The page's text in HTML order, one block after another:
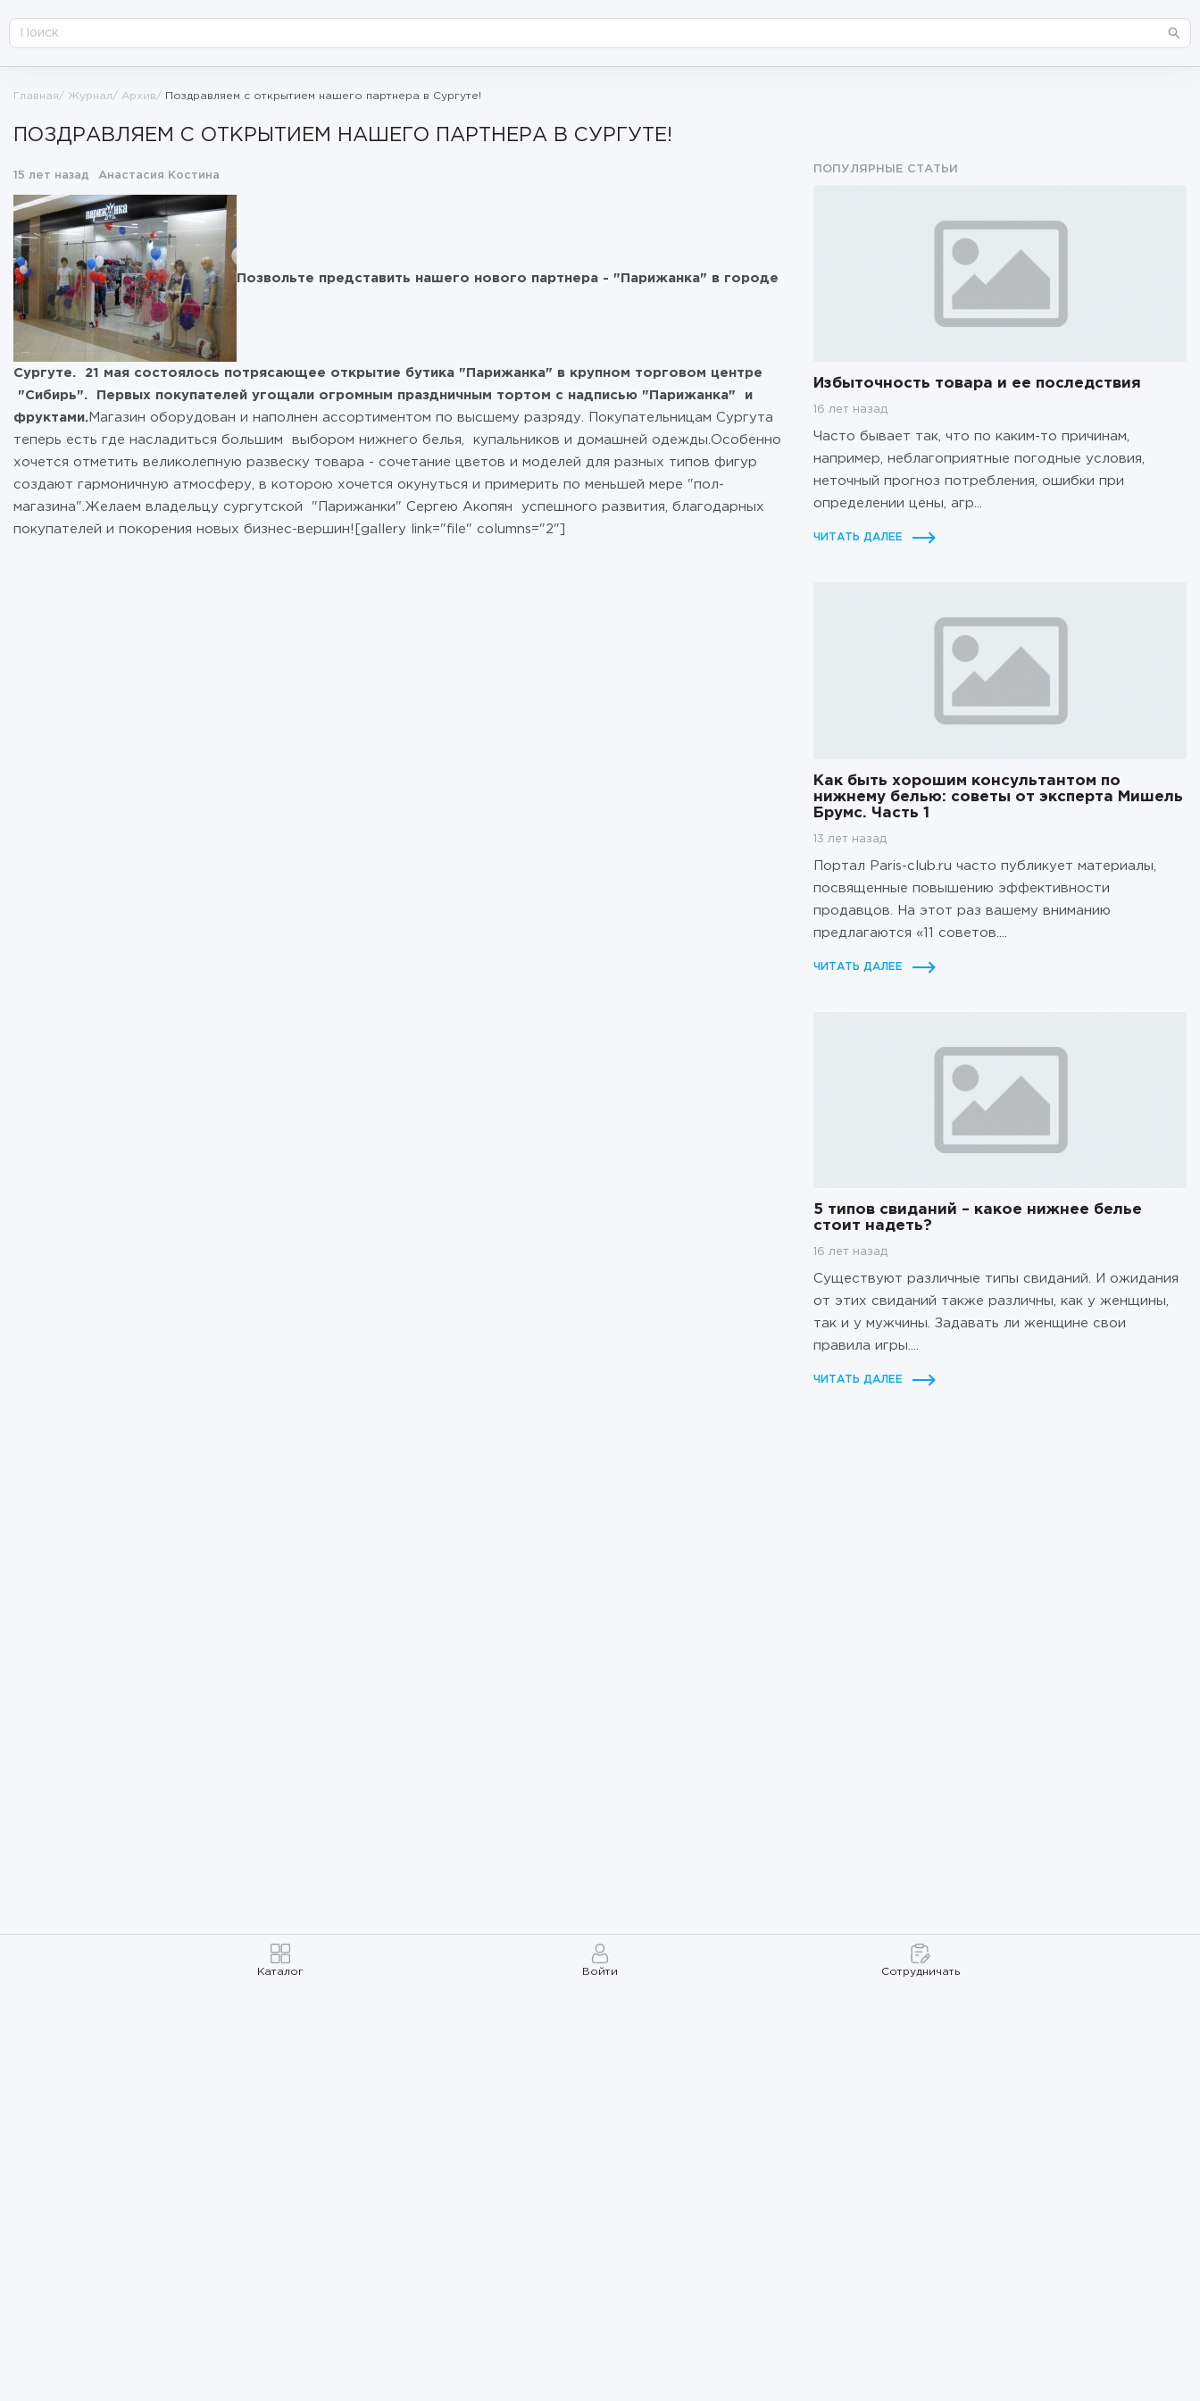
Каталог Войти Сотрудничать
Главная Журнал Архив Поздравляем с открытием нашего партнера в Сургуте!
ПОЗДРАВЛЯЕМ С ОТКРЫТИЕМ НАШЕГО ПАРТНЕРА В СУРГУТЕ!
15 лет назад Анастасия Костина
Позвольте представить нашего нового партнера - "Парижанка" в городе
Сургуте. 21 мая состоялось потрясающее открытие бутика "Парижанка" в крупном торговом центре
"Сибирь". Первых покупателей угощали огромным праздничным тортом с надписью "Парижанка" и
фруктами. Магазин оборудован и наполнен ассортиментом по высшему разряду. Покупательницам Сургута
теперь есть где насладиться большим выбором нижнего белья, купальников и домашней одежды.Особенно
хочется отметить великолепную развеску товара - сочетание цветов и моделей для разных типов фигур
создают гармоничную атмосферу, в которою хочется окунуться и примерить по меньшей мере "пол-
магазина".Желаем владельцу сургутской "Парижанки" Сергею Акопян успешного развития, благодарных
покупателей и покорения новых бизнес-вершин![gallery link="file" columns="2"]
ПОПУЛЯРНЫЕ СТАТЬИ
Избыточность товара и ее последствия
16 лет назад
Часто бывает так, что по каким-то причинам,
например, неблагоприятные погодные условия,
неточный прогноз потребления, ошибки при
определении цены, агр...
ЧИТАТЬ ДАЛЕЕ
Как быть хорошим консультантом по
нижнему белью: советы от эксперта Мишель
Брумс. Часть 1
13 лет назад
Портал Paris-club.ru часто публикует материалы,
посвященные повышению эффективности
продавцов. На этот раз вашему вниманию
предлагаются «11 советов....
ЧИТАТЬ ДАЛЕЕ
5 типов свиданий – какое нижнее белье
стоит надеть?
16 лет назад
Существуют различные типы свиданий. И ожидания
от этих свиданий также различны, как у женщины,
так и у мужчины. Задавать ли женщине свои
правила игры....
ЧИТАТЬ ДАЛЕЕ